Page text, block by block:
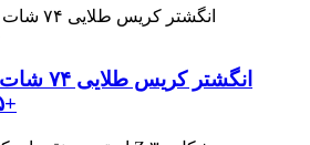
+۱.۷۵ اینچی